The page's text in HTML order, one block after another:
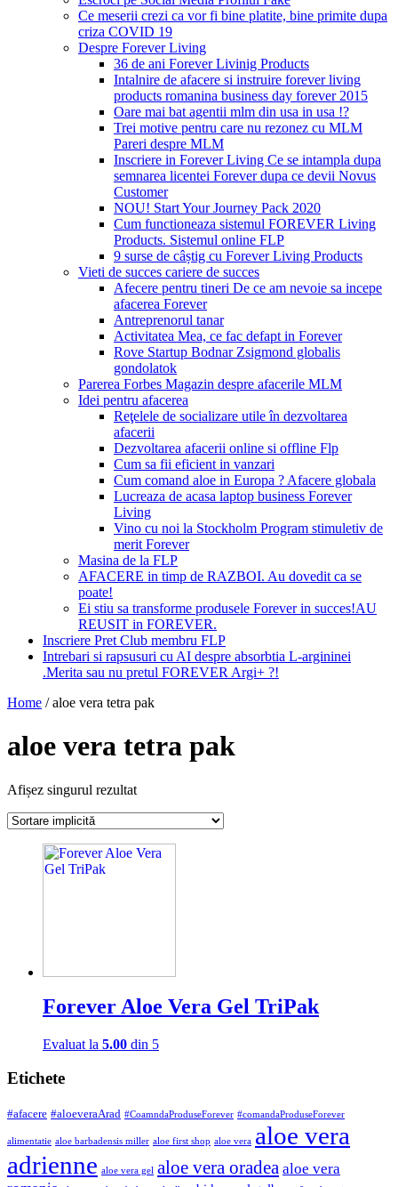
Ce meserii crezi ca vor fi bine platite, bine primite dupa
criza COVID 19
Despre Forever Living
36 de ani Forever Livinig Products
Intalnire de afacere si instruire forever living
products romanina business day forever 2015
Oare mai bat agentii mlm din usa in usa !?
Trei motive pentru care nu rezonez cu MLM
Pareri despre MLM
Inscriere in Forever Living Ce se intampla dupa
semnarea licentei Forever dupa ce devii Novus
Customer
NOU! Start Your Journey Pack 2020
Cum functioneaza sistemul FOREVER Living
Products. Sistemul online FLP
9 surse de câștig cu Forever Living Products
Vieti de succes cariere de succes
Afecere pentru tineri De ce am nevoie sa incepe
afacerea Forever
Antreprenorul tanar
Activitatea Mea, ce fac defapt in Forever
Rove Startup Bodnar Zsigmond globalis
gondolatok
Parerea Forbes Magazin despre afacerile MLM
Idei pentru afacerea
Reţelele de socializare utile în dezvoltarea
afacerii
Dezvoltarea afacerii online si offline Flp
Cum sa fii eficient in vanzari
Cum comand aloe in Europa ? Afacere globala
Lucreaza de acasa laptop business Forever
Living
Vino cu noi la Stockholm Program stimuletiv de
merit Forever
Masina de la FLP
AFACERE in timp de RAZBOI. Au dovedit ca se
poate!
Ei stiu sa transforme produsele Forever in succes!AU
REUSIT in FOREVER.
Inscriere Pret Club membru FLP
Intrebari si rapsusuri cu AI despre absorbtia L-argininei
.Merita sau nu pretul FOREVER Argi+ ?!
Home / aloe vera tetra pak
aloe vera tetra pak
Afișez singurul rezultat
Forever Aloe Vera Gel TriPak
Evaluat la 5.00 din 5
Etichete
#afacere #aloeveraArad #CoamndaProduseForever #comandaProduseForever
alimentatie aloe barbadensis miller aloe first shop aloe vera aloe vera
adrienne aloe vera gel aloe vera oradea aloe vera